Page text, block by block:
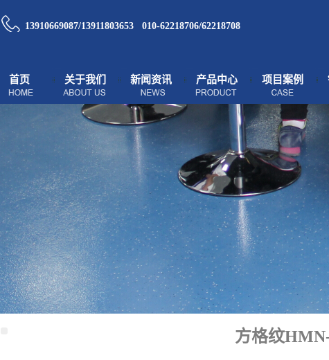
13910669087/13911803653 010-62218706/62218708
首页 关于我们 新闻资讯 产品中心 项目案例
方格纹